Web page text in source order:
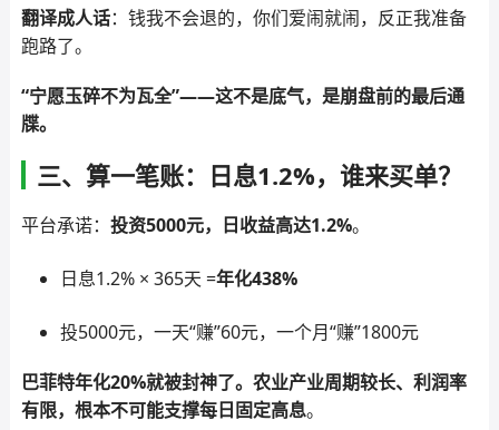
翻译成人话：钱我不会退的，你们爱闹就闹，反正我准备
跑路了。
“宁愿玉碎不为瓦全”——这不是底气，是崩盘前的最后通
牒。
三、算一笔账：日息1.2%，谁来买单？
平台承诺： 投资5000元，日收益高达1.2%。
日息1.2% × 365天 =年化438%
投5000元，一天“赚”60元，一个月“赚”1800元
巴菲特年化20%就被封神了。农业产业周期较长、利润率
有限，根本不可能支撑每日固定高息。